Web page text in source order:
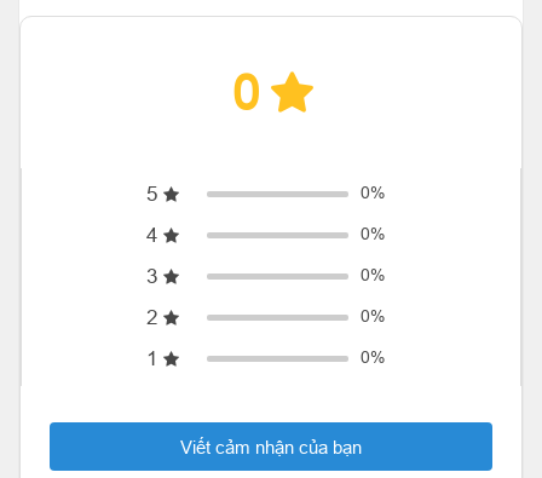
0
5 0%
4 0%
3 0%
2 0%
1 0%
Viết cảm nhận của bạn